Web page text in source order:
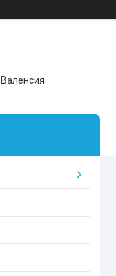
Валенсия